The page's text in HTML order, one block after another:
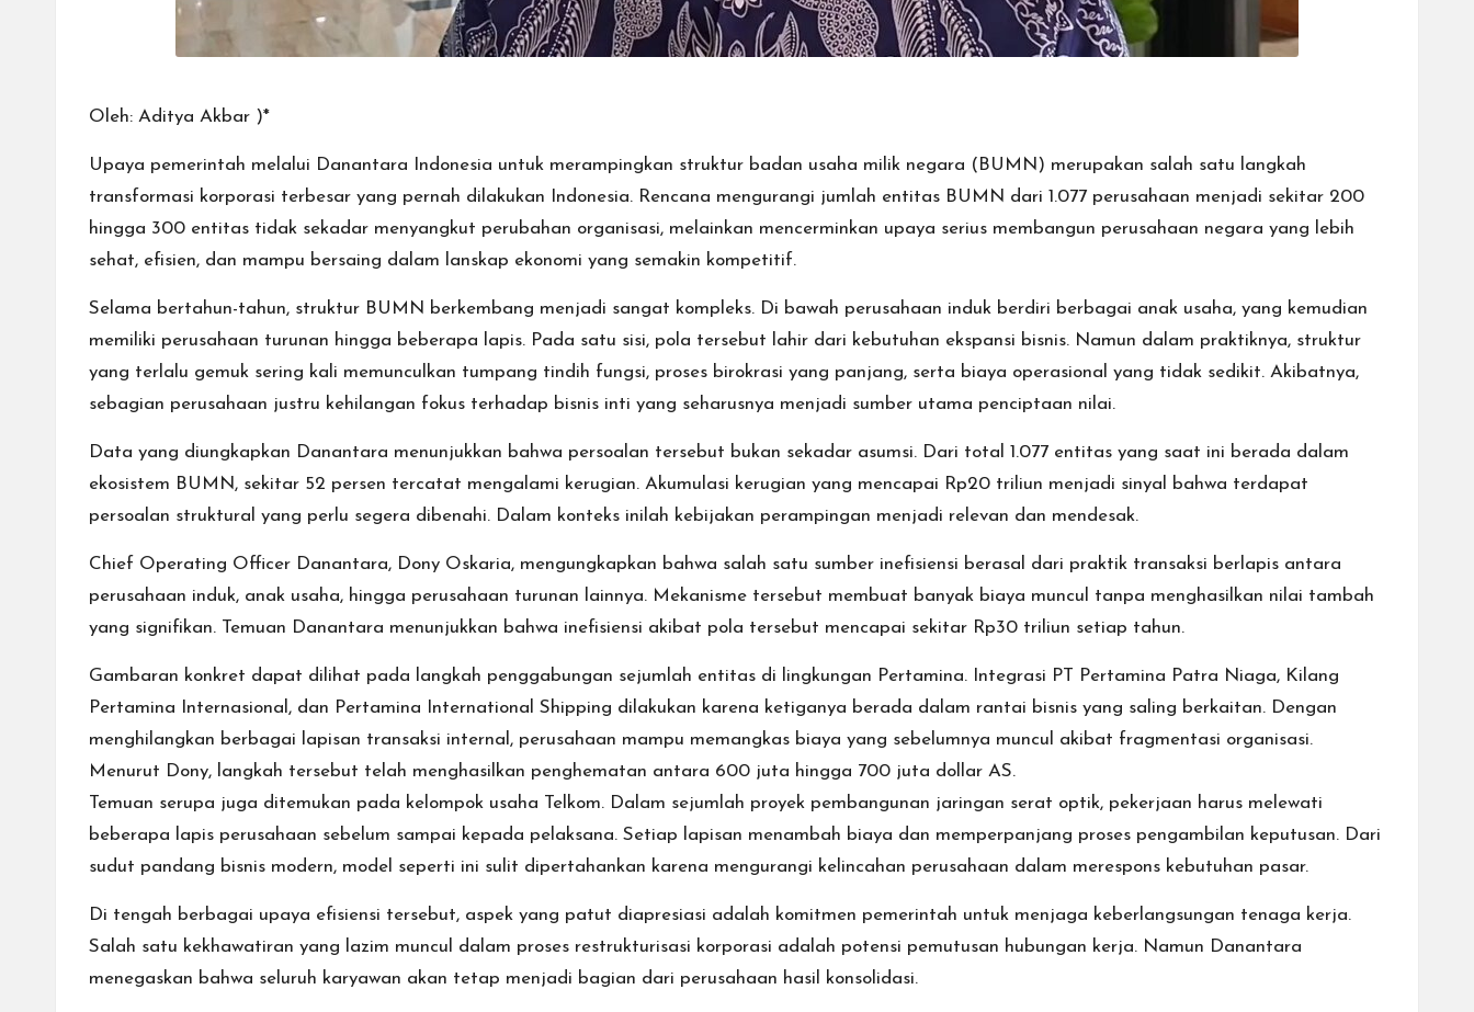
Oleh: Aditya Akbar )*
Upaya pemerintah melalui Danantara Indonesia untuk merampingkan struktur badan usaha milik negara (BUMN) merupakan salah satu langkah
transformasi korporasi terbesar yang pernah dilakukan Indonesia. Rencana mengurangi jumlah entitas BUMN dari 1.077 perusahaan menjadi sekitar 200
hingga 300 entitas tidak sekadar menyangkut perubahan organisasi, melainkan mencerminkan upaya serius membangun perusahaan negara yang lebih
sehat, efisien, dan mampu bersaing dalam lanskap ekonomi yang semakin kompetitif.
Selama bertahun-tahun, struktur BUMN berkembang menjadi sangat kompleks. Di bawah perusahaan induk berdiri berbagai anak usaha, yang kemudian
memiliki perusahaan turunan hingga beberapa lapis. Pada satu sisi, pola tersebut lahir dari kebutuhan ekspansi bisnis. Namun dalam praktiknya, struktur
yang terlalu gemuk sering kali memunculkan tumpang tindih fungsi, proses birokrasi yang panjang, serta biaya operasional yang tidak sedikit. Akibatnya,
sebagian perusahaan justru kehilangan fokus terhadap bisnis inti yang seharusnya menjadi sumber utama penciptaan nilai.
Data yang diungkapkan Danantara menunjukkan bahwa persoalan tersebut bukan sekadar asumsi. Dari total 1.077 entitas yang saat ini berada dalam
ekosistem BUMN, sekitar 52 persen tercatat mengalami kerugian. Akumulasi kerugian yang mencapai Rp20 triliun menjadi sinyal bahwa terdapat
persoalan struktural yang perlu segera dibenahi. Dalam konteks inilah kebijakan perampingan menjadi relevan dan mendesak.
Chief Operating Officer Danantara, Dony Oskaria, mengungkapkan bahwa salah satu sumber inefisiensi berasal dari praktik transaksi berlapis antara
perusahaan induk, anak usaha, hingga perusahaan turunan lainnya. Mekanisme tersebut membuat banyak biaya muncul tanpa menghasilkan nilai tambah
yang signifikan. Temuan Danantara menunjukkan bahwa inefisiensi akibat pola tersebut mencapai sekitar Rp30 triliun setiap tahun.
Gambaran konkret dapat dilihat pada langkah penggabungan sejumlah entitas di lingkungan Pertamina. Integrasi PT Pertamina Patra Niaga, Kilang
Pertamina Internasional, dan Pertamina International Shipping dilakukan karena ketiganya berada dalam rantai bisnis yang saling berkaitan. Dengan
menghilangkan berbagai lapisan transaksi internal, perusahaan mampu memangkas biaya yang sebelumnya muncul akibat fragmentasi organisasi.
Menurut Dony, langkah tersebut telah menghasilkan penghematan antara 600 juta hingga 700 juta dollar AS.
Temuan serupa juga ditemukan pada kelompok usaha Telkom. Dalam sejumlah proyek pembangunan jaringan serat optik, pekerjaan harus melewati
beberapa lapis perusahaan sebelum sampai kepada pelaksana. Setiap lapisan menambah biaya dan memperpanjang proses pengambilan keputusan. Dari
sudut pandang bisnis modern, model seperti ini sulit dipertahankan karena mengurangi kelincahan perusahaan dalam merespons kebutuhan pasar.
Di tengah berbagai upaya efisiensi tersebut, aspek yang patut diapresiasi adalah komitmen pemerintah untuk menjaga keberlangsungan tenaga kerja.
Salah satu kekhawatiran yang lazim muncul dalam proses restrukturisasi korporasi adalah potensi pemutusan hubungan kerja. Namun Danantara
menegaskan bahwa seluruh karyawan akan tetap menjadi bagian dari perusahaan hasil konsolidasi.